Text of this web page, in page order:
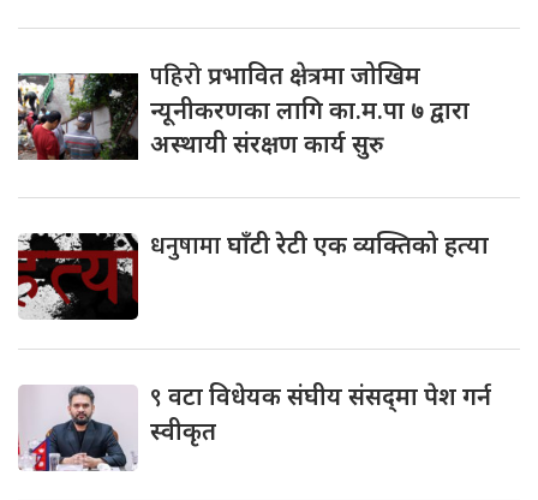
पहिरोप्रभावित क्षेत्रमा जोखिम
न्यूनीकरणका लागि का.म.पा ७ द्वारा
अस्थायी संरक्षण कार्य सुरु
धनुषामाघाँटी रेटी एक व्यक्तिको हत्या
९ वटा विधेयक संघीय संसद्‌मा पेश गर्न
स्वीकृत